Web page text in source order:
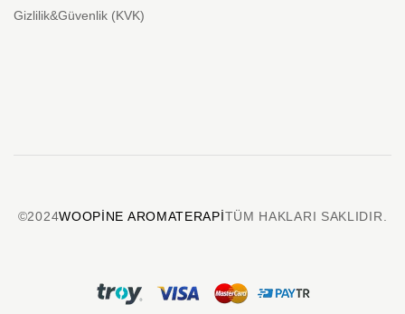
Gizlilik&Güvenlik (KVK)
©2024WOOPINE AROMATERAPITÜM HAKLARI SAKLIDIR.